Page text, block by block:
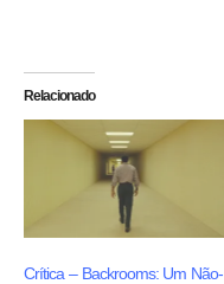
Relacionado
Crítica – Backrooms: Um Não-